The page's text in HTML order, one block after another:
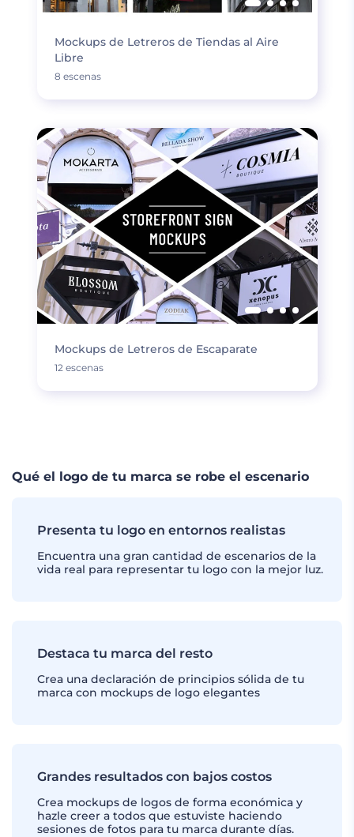
Mockups de Letreros de Tiendas al Aire
Libre
8 escenas
Mockups de Letreros de Escaparate
12 escenas
Qué el logo de tu marca se robe el escenario
Presenta tu logo en entornos realistas
Encuentra una gran cantidad de escenarios de la
vida real para representar tu logo con la mejor luz.
Destaca tu marca del resto
Crea una declaración de principios sólida de tu
marca con mockups de logo elegantes
Grandes resultados con bajos costos
Crea mockups de logos de forma económica y
hazle creer a todos que estuviste haciendo
sesiones de fotos para tu marca durante días.